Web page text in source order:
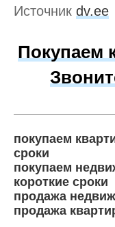
Источник dv.ee
Покупаем
покупаем
сроки
покупаем
короткие сроки
продажа
продажа